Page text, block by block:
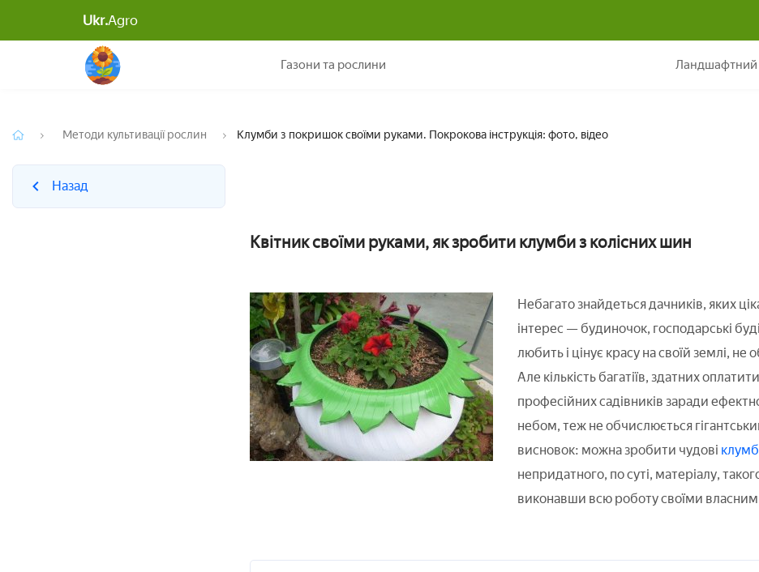
Ukr.Agro
Газони та рослини Ландшафтний
Назад
Методи культивації рослин Клумби з покришок своїми руками. Покрокова інструкція: фото, відео
Назад
Квітник своїми руками, як зробити клумби з колісних шин
Небагато знайдеться дачників, яких
інтерес — будиночок, господарські
любить і цінує красу на своїй землі, не
Але кількість багатіїв, здатних
професійних садівників заради
небом, теж не обчислюється
висновок: можна зробити чудові
непридатного, по суті, матеріалу,
виконавши всю роботу своїми